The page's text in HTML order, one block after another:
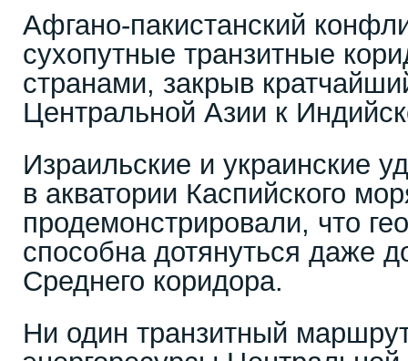
Афгано-пакистанский
сухопутные транзитные
странами, закрыв
Центральной Азии к
Израильские и украинские
в акватории Каспийского
продемонстрировали, что
способна дотянуться даже
Среднего коридора.
Ни один транзитный